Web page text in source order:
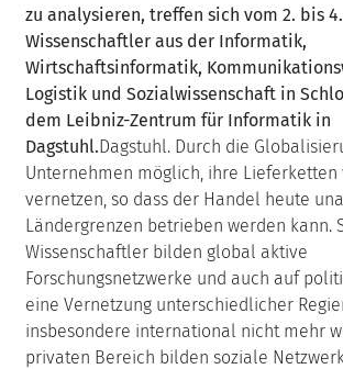
zu analysieren, treffen sich vom 2. bis
Wissenschaftler aus der Informatik,
Wirtschaftsinformatik,
Logistik und Sozialwissenschaft in
dem Leibniz-Zentrum für Informatik in
Dagstuhl.Dagstuhl. Durch die
Unternehmen möglich, ihre Lieferketten
vernetzen, so dass der Handel heute
Ländergrenzen betrieben werden kann.
Wissenschaftler bilden global aktive
Forschungsnetzwerke und auch auf
eine Vernetzung unterschiedlicher
insbesondere international nicht mehr
privaten Bereich bilden soziale